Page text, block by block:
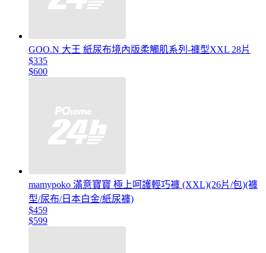
GOO.N 大王 紙尿布境內版柔觸肌系列-褲型XXL 28片
$335
$600
mamypoko 滿意寶寶 極上呵護輕巧褲 (XXL)(26片/包)(褲
型/尿布/日本白金/紙尿褲)
$459
$599